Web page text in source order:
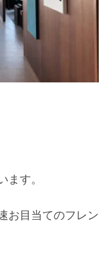
ます。
お目当てのフレン